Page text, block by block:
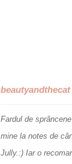
beautyandthecat
Fardul de
mine la notes de
Jully.:) Iar o